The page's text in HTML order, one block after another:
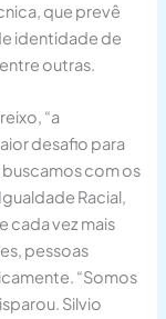
que prevê
identidade de
outras.
“a
desafio para
com os
Racial,
cada vez mais
pessoas
“Somos
Silvio